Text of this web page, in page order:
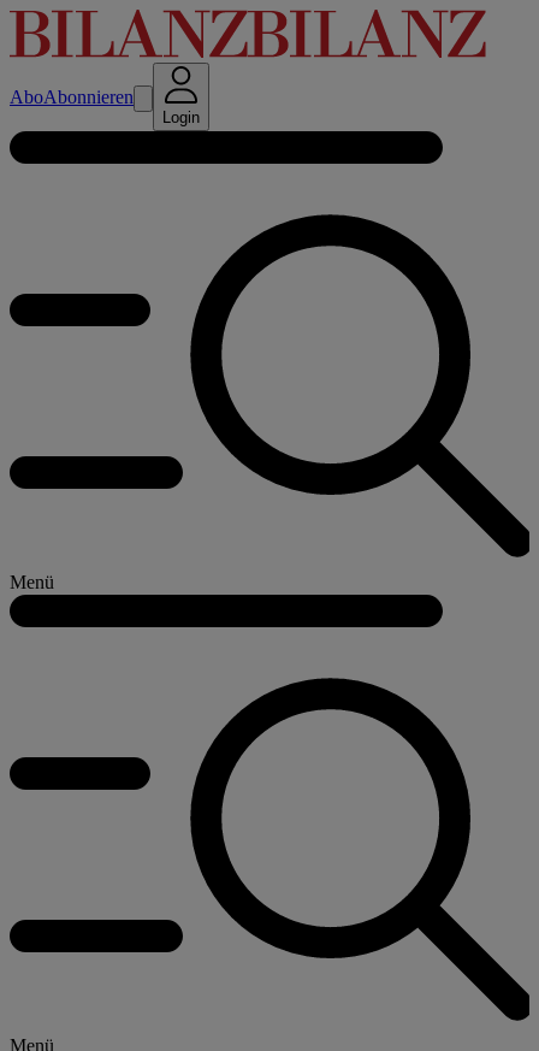
AboAbonnieren
Login
Menü
Menü